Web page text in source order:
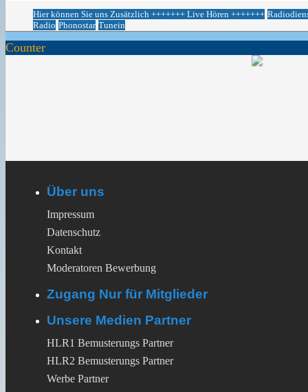
Hier können Sie uns Zusätzlich +++++++ Live Hören +++++++
Radio Phonostar Tunein
Counter
Über uns
Impressum
Datenschutz
Kontakt
Moderatoren Bewerbung
Zugang Nur für Mitglieder
Unsere Medien Partner
HLR1 Bemusterungs Partner
HLR2 Bemusterungs Partner
Werbe Partner